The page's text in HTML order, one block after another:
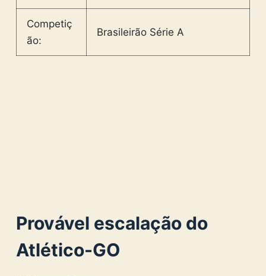
Competiç
ão:
Brasileirão Série A
Provável escalação do
Atlético-GO